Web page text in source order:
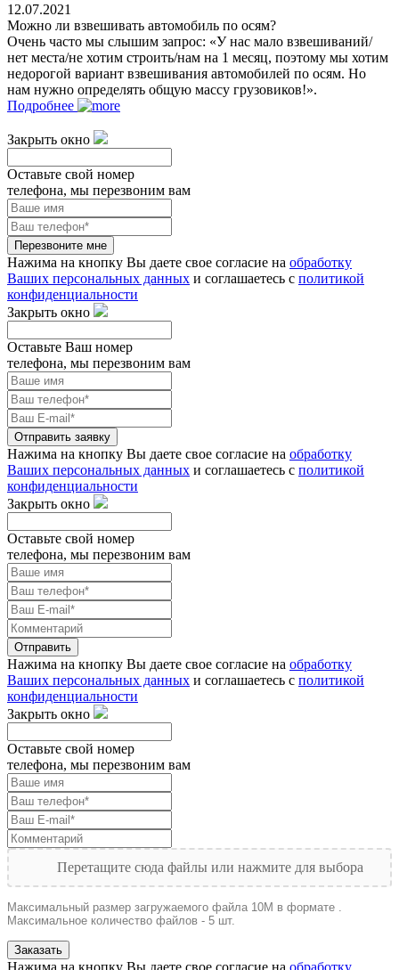
12.07.2021
Можно ли взвешивать автомобиль по осям?
Очень часто мы слышим запрос: «У нас мало взвешиваний/
нет места/не хотим строить/нам на 1 месяц, поэтому мы хотим
недорогой вариант взвешивания автомобилей по осям. Но
нам нужно определять общую массу грузовиков!».
Подробнее
Закрыть окно
Оставьте свой номер
телефона, мы перезвоним вам
Перезвоните мне
Нажима на кнопку Вы даете свое согласие на обработку
Ваших персональных данных и соглашаетесь с политикой
конфиденциальности
Закрыть окно
Оставьте Ваш номер
телефона, мы перезвоним вам
Отправить заявку
Нажима на кнопку Вы даете свое согласие на обработку
Ваших персональных данных и соглашаетесь с политикой
конфиденциальности
Закрыть окно
Оставьте свой номер
телефона, мы перезвоним вам
Отправить
Нажима на кнопку Вы даете свое согласие на обработку
Ваших персональных данных и соглашаетесь с политикой
конфиденциальности
Закрыть окно
Оставьте свой номер
телефона, мы перезвоним вам
Перетащите сюда файлы или нажмите для выбора
Максимальный размер загружаемого файла 10M в формате .
Максимальное количество файлов - 5 шт.
Заказать